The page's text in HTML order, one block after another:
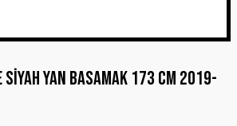
Yan Basamak 173 Cm 2019-